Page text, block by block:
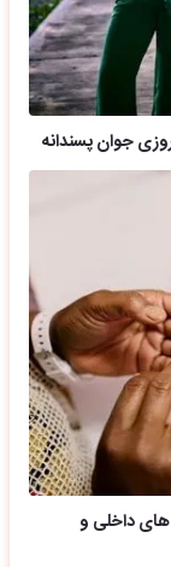
جوان پسندانه
های داخلی و